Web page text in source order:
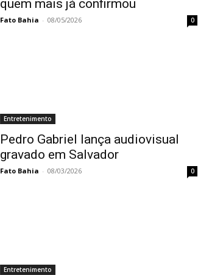
quem mais já confirmou
Fato Bahia - 08/05/2026 0
Entretenimento
Pedro Gabriel lança audiovisual
gravado em Salvador
Fato Bahia - 08/03/2026 0
Entretenimento